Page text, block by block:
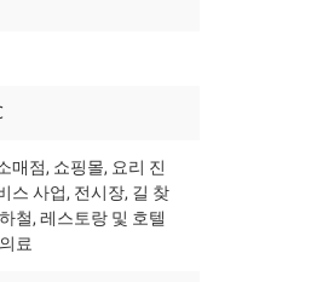
매점, 쇼핑몰, 요리 진
스 사업, 전시장, 길 찾
철, 레스토랑 및 호텔
료